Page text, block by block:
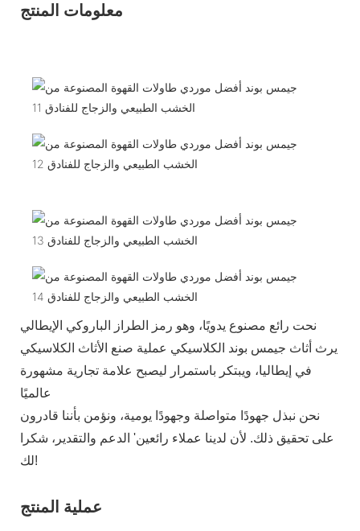
معلومات المنتج
يرث أثاث جيمس بوند الكلاسيكي عملية صنع الأثاث الكلاسيكي
في إيطاليا، ويبتكر باستمرار ليصبح علامة تجارية مشهورة
نحن نبذل جهودًا متواصلة وجهودًا يومية، ونؤمن بأننا قادرون
على تحقيق ذلك. لأن لدينا عملاء رائعين' الدعم والتقدير، شكرا
لك!
عملية المنتج